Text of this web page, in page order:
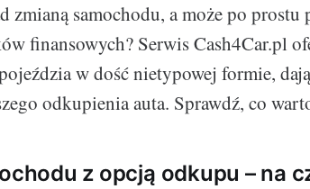
zmianą samochodu, a może po prostu
finansowych? Serwis Cash4Car.pl
w dość nietypowej formie,
odkupienia auta. Sprawdź, co
z opcją odkupu – na